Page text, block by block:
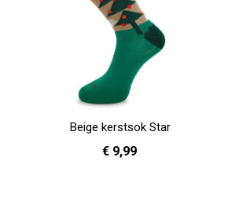
Beige kerstsok Star
€ 9,99